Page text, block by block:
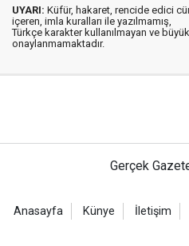
UYARI: Küfür, hakaret, rencide edici
içeren, imla kuralları ile yazılmamış,
Türkçe karakter kullanılmayan ve
onaylanmamaktadır.
Gerçek
Anasayfa Künye İletişim